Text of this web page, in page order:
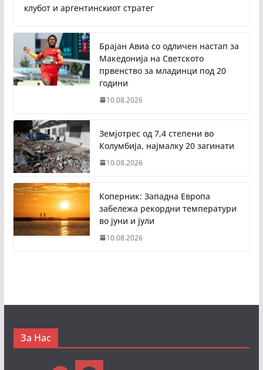
клубот и аргентинскиот стратег
Брајан Авиа со одличен настап за
Македонија на Светското
првенство за младинци под 20
години
10.08.2026
Земјотрес од 7,4 степени во
Колумбија, најмалку 20 загинати
10.08.2026
Коперник: Западна Европа
забележа рекордни температури
во јуни и јули
10.08.2026
За Нас